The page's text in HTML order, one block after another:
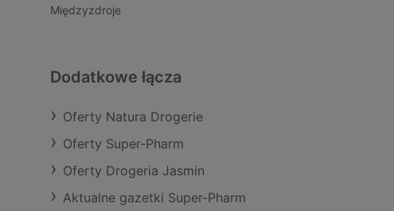
Międzyzdroje
Dodatkowe łącza
Oferty Natura Drogerie
Oferty Super-Pharm
Oferty Drogeria Jasmin
Aktualne gazetki Super-Pharm